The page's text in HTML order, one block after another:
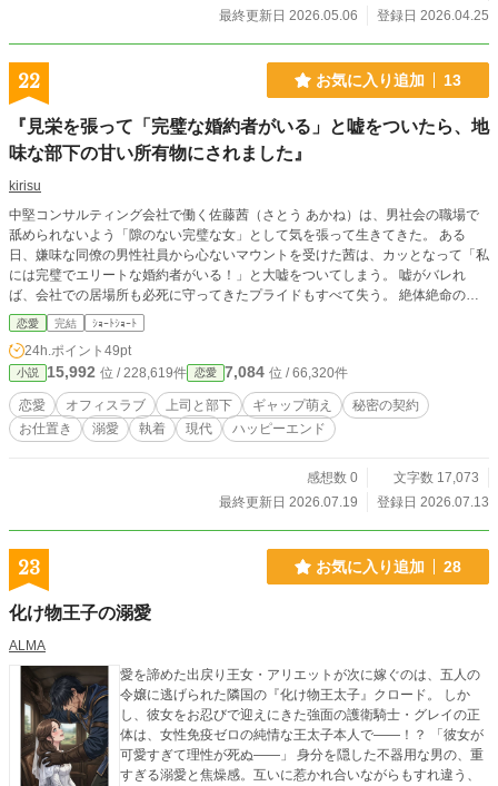
最終更新日 2026.05.06
登録日 2026.04.25
22 お気に入り追加 13
『見栄を張って「完璧な婚約者がいる」と嘘をついたら、地
味な部下の甘い所有物にされました』
kirisu
中堅コンサルティング会社で働く佐藤茜（さとう あかね）は、男社会の職場で
舐められないよう「隙のない完璧な女」として気を張って生きてきた。 ある
日、嫌味な同僚の男性社員から心ないマウントを受けた茜は、カッとなって「私
には完璧でエリートな婚約者がいる！」と大嘘をついてしまう。 嘘がバレれ
ば、会社での居場所も必死に守ってきたプライドもすべて失う。 絶体絶命のピ
ンチに現れたのは、いつもオドオドしている地味で冴えない部下・鈴木健太（す
ずき けんた）だった。 「あの連中を黙らせたいなら、僕が完璧な彼氏を演じて
あげましょうか？」 分厚いメガネを外した彼は、普段の姿からは想像もつかな
いほどの超美形。圧倒的な大人の色気と強引さを持つ、肉食獣のような男だっ
た。 彼に助けてもらうための条件は、「二人きりの時は絶対服従すること」。
嘘を突き通すための「恋人レッスン」という名目で、昼は厳しい上司、夜は甘く
躾けられるおもちゃとして、茜のプライドはドロドロに溶かされていく。 そし
ぁ」を果たした健太だったが、彼には茜の知らない恐ろしい裏の顔（秘密）があ
恋愛 完結 ｼｮｰﾄｼｮｰﾄ
24h.ポイント 49pt
小説 15,992 位 / 228,619件 恋愛 7,084 位 / 66,320件
恋愛 オフィスラブ 上司と部下 ギャップ萌え
秘密の契約
お仕置き
溺愛 執着 現代 ハッピーエンド
感想数 0
文字数 17,073
最終更新日 2026.07.19
登録日 2026.07.13
23 お気に入り追加 28
化け物王子の溺愛
ALMA
愛を諦めた出戻り王女・アリエットが次に嫁ぐのは、五人の
令嬢に逃げられた隣国の『化け物王太子』クロード。 しか
し、彼女をお忍びで迎えにきた強面の護衛騎士・グレイの正
体は、女性免疫ゼロの純情な王太子本人で――！？ 「彼女が
可愛すぎて理性が死ぬ――」 身分を隠した不器用な男の、重
すぎる溺愛と焦燥感。互いに惹かれ合いながらもすれ違う、